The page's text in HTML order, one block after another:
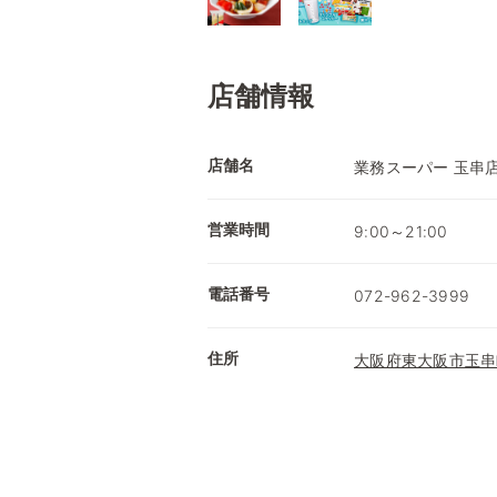
店舗情報
店舗名 業務スーパー 玉串
営業時間 9:00～21:00
電話番号 072-962-3999
住所 大阪府東大阪市玉